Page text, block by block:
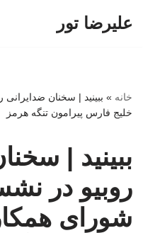
علیرضا تور
خانه » ببینید | سخنان
خلیج فارس پیرامون تنگه هرمز
ببینید |
روبیو در
شورای